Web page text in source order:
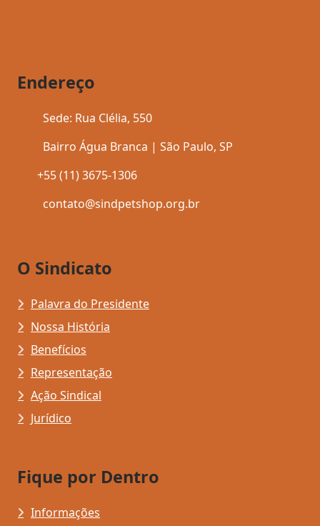
Endereço
Sede: Rua Clélia, 550
Bairro Água Branca | São Paulo, SP
+55 (11) 3675-1306
contato@sindpetshop.org.br
O Sindicato
Palavra do Presidente
Nossa História
Benefícios
Representação
Ação Sindical
Jurídico
Fique por Dentro
Informações